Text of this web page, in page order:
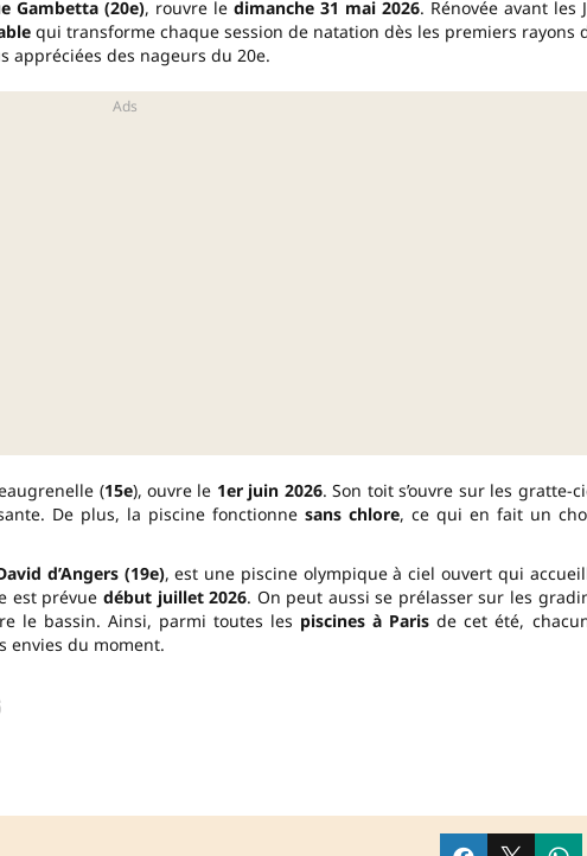
Gambetta (20e), rouvre le dimanche 31 mai 2026. Rénovée avant les
qui transforme chaque session de natation dès les premiers rayons
appréciées des nageurs du 20e.
(15e), ouvre le 1er juin 2026. Son toit s’ouvre sur les gratte-
De plus, la piscine fonctionne sans chlore, ce qui en fait un
d’Angers (19e), est une piscine olympique à ciel ouvert qui
est prévue début juillet 2026. On peut aussi se prélasser sur les
le bassin. Ainsi, parmi toutes les piscines à Paris de cet été,
envies du moment.